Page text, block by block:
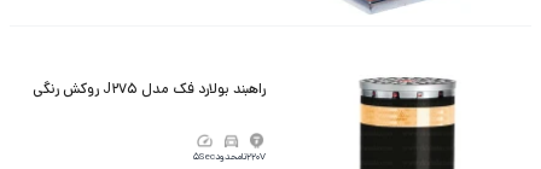
راهبند بولارد فک مدل J275 روکش رنگی
220Vنامحدود5Sec